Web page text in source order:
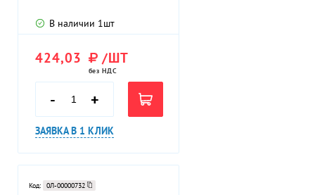
В наличии 1шт
424,03 /ШТ
без НДС
- +
ЗАЯВКА В 1 КЛИК
Код: 0Л-00000732